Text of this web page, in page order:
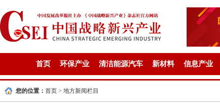
首页 环保产业 清洁能源汽车 新材料 信息产业
您的位置： 首页 > 地方新闻栏目